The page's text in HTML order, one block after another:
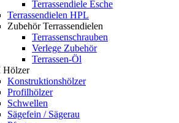
Terrassendiele Esche
Terrassendielen HPL
Zubehör Terrassendielen
Terrassenschrauben
Verlege Zubehör
Terrassen-Öl
Konstruktionshölzer
Profilhölzer
Schwellen
Sägefein / Sägerau